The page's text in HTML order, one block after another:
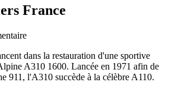
France
dans la restauration d'une sportive
A310 1600. Lancée en 1971 afin de
911, l'A310 succède à la célèbre A110.